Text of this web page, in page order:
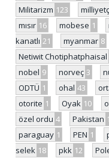
Militarizm 123
mısır 16 mobese 1
kanatlı 21 myanmar 8
Netiwit Chotiphatphaisal
nobel 9 norveç 3
ODTÜ 1 ohal 43
otorite 1 Oyak 10
özel ordu 4 Pakistan
paraguay 1 PEN 1
selek 18 pkk 12